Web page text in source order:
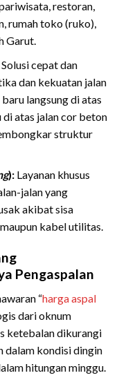
restoran,
rumah toko (ruko),
Garut.
cepat dan
dan kekuatan jalan
langsung di atas
di atas jalan cor beton
struktur
):Layanan khusus
jalan yang
akibat sisa
kabel utilitas.
Pengaspalan
“harga aspal
dari oknum
ketebalan dikurangi
dalam kondisi dingin
hitungan minggu.